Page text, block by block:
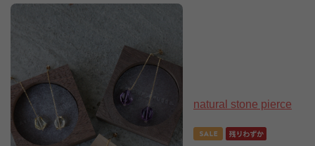
natural stone pierce